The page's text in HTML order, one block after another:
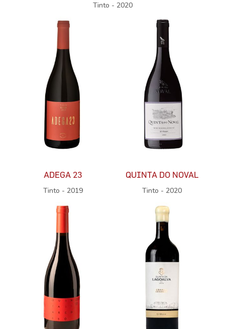
Tinto - 2020
ADEGA 23
Tinto - 2019
QUINTA DO NOVAL
Tinto - 2020